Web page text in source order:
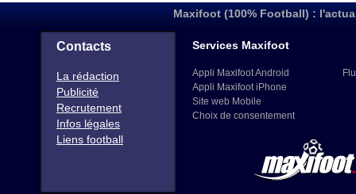
Maxifoot (100% Football) :
Contacts
La rédaction
Publicité
Recrutement
Infos légales
Liens football
Services Maxifoot
Appli Maxifoot Android
Appli Maxifoot iPhone
Site web Mobile
Choix de consentement